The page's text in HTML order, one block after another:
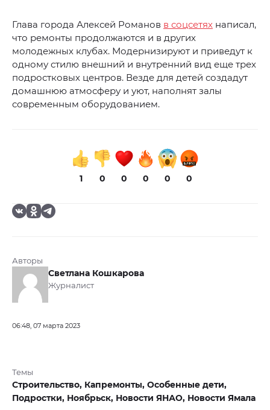
Глава города Алексей Романов в соцсетях написал,
что ремонты продолжаются и в других
молодежных клубах. Модернизируют и приведут к
одному стилю внешний и внутренний вид еще трех
подростковых центров. Везде для детей создадут
домашнюю атмосферу и уют, наполнят залы
современным оборудованием.
1 0 0 0 0 0
Авторы
Светлана Кошкарова
Журналист
06:48, 07 марта 2023
Темы
Строительство, Капремонты, Особенные дети,
Подростки, Ноябрьск, Новости ЯНАО, Новости Ямала